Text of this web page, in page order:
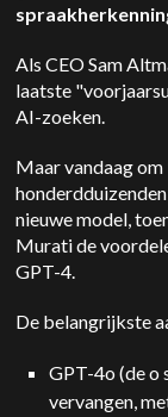
Als CEO Sam
laatste
AI-zoeken.
Maar vandaag om
nieuwe model,
Murati de
GPT-4.
De belangrijkste
GPT-4o (de o
vervangen,